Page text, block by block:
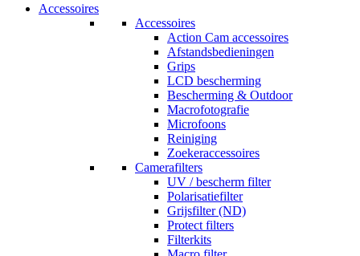
Accessoires
Accessoires
Action Cam accessoires
Afstandsbedieningen
Grips
LCD bescherming
Bescherming & Outdoor
Macrofotografie
Microfoons
Reiniging
Zoekeraccessoires
Camerafilters
UV / bescherm filter
Polarisatiefilter
Grijsfilter (ND)
Protect filters
Filterkits